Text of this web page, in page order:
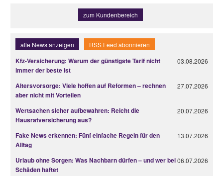
zum Kundenbereich
alle News anzeigen
RSS Feed abonnieren
03.08.2026
Kfz-Versicherung: Warum der günstigste Tarif nicht
immer der beste ist
27.07.2026
Altersvorsorge: Viele hoffen auf Reformen – rechnen
aber nicht mit Vorteilen
20.07.2026
Wertsachen sicher aufbewahren: Reicht die
Hausratversicherung aus?
13.07.2026
Fake News erkennen: Fünf einfache Regeln für den
Alltag
06.07.2026
Urlaub ohne Sorgen: Was Nachbarn dürfen – und wer bei
Schäden haftet